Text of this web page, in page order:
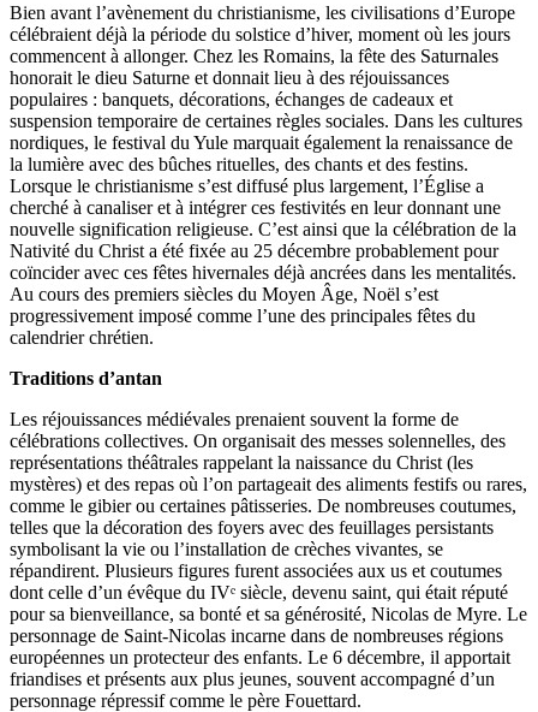
Bien avant l’avènement du christianisme, les civilisations d’Europe
célébraient déjà la période du solstice d’hiver, moment où les jours
commencent à allonger. Chez les Romains, la fête des Saturnales
honorait le dieu Saturne et donnait lieu à des réjouissances
populaires : banquets, décorations, échanges de cadeaux et
suspension temporaire de certaines règles sociales. Dans les cultures
nordiques, le festival du Yule marquait également la renaissance de
la lumière avec des bûches rituelles, des chants et des festins.
Lorsque le christianisme s’est diffusé plus largement, l’Église a
cherché à canaliser et à intégrer ces festivités en leur donnant une
nouvelle signification religieuse. C’est ainsi que la célébration de la
Nativité du Christ a été fixée au 25 décembre probablement pour
coïncider avec ces fêtes hivernales déjà ancrées dans les mentalités.
Au cours des premiers siècles du Moyen Âge, Noël s’est
progressivement imposé comme l’une des principales fêtes du
calendrier chrétien.
Traditions d’antan
Les réjouissances médiévales prenaient souvent la forme de
célébrations collectives. On organisait des messes solennelles, des
représentations théâtrales rappelant la naissance du Christ (les
mystères) et des repas où l’on partageait des aliments festifs ou rares,
comme le gibier ou certaines pâtisseries. De nombreuses coutumes,
telles que la décoration des foyers avec des feuillages persistants
symbolisant la vie ou l’installation de crèches vivantes, se
répandirent. Plusieurs figures furent associées aux us et coutumes
dont celle d’un évêque du IVᵉ siècle, devenu saint, qui était réputé
pour sa bienveillance, sa bonté et sa générosité, Nicolas de Myre. Le
personnage de Saint-Nicolas incarne dans de nombreuses régions
européennes un protecteur des enfants. Le 6 décembre, il apportait
friandises et présents aux plus jeunes, souvent accompagné d’un
personnage répressif comme le père Fouettard.